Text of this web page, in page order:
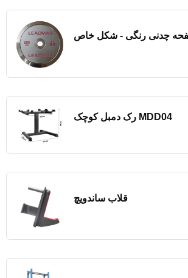
چدنی رنگی - شکل خاص
رک دمبل کوچک MDD04
قلاب ساندویچ